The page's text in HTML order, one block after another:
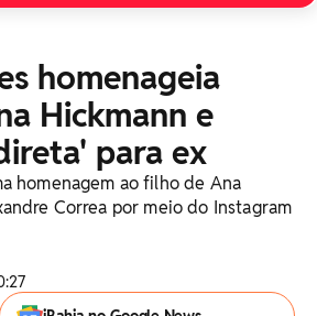
homenageia
Hickmann e
para ex
homenagem ao filho de Ana
Correa por meio do Instagram